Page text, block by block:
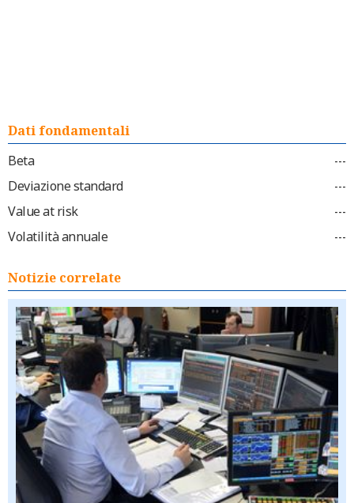
Dati fondamentali
Beta
---
Deviazione standard ---
Value at risk ---
Volatilità annuale ---
Notizie correlate